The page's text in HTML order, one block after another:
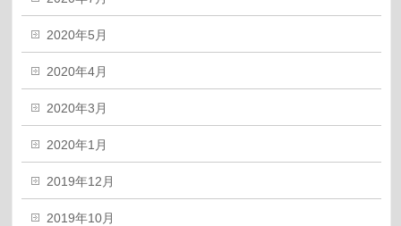
2020年5月
2020年4月
2020年3月
2020年1月
2019年12月
2019年10月